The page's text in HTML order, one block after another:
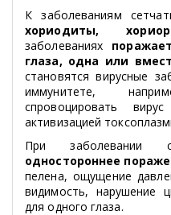
К заболеваниям
хориодиты,
заболеваниях
глаза, одна или
становятся вирусные
иммунитете,
спровоцировать
активизацией
При заболевании
одностороннее
пелена, ощущение
видимость, нарушение
для одного глаза.